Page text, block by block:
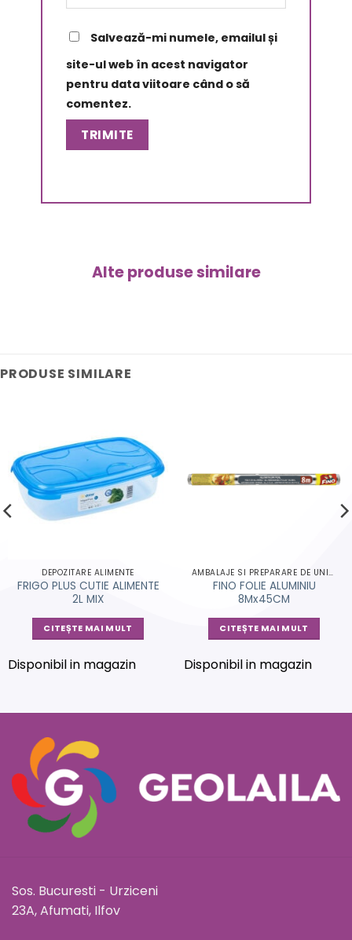
Salvează-mi numele, emailul și
site-ul web în acest navigator
pentru data viitoare când o să
comentez.
Alte produse similare
PRODUSE SIMILARE
DEPOZITARE ALIMENTE
FRIGO PLUS CUTIE ALIMENTE
2L MIX
CITEȘTE MAI MULT
Disponibil in magazin
AMBALAJE SI PREPARARE DE UNICA FOLOSINTA
FINO FOLIE ALUMINIU
8Mx45CM
CITEȘTE MAI MULT
Disponibil in magazin
Sos. Bucuresti - Urziceni
23A, Afumati, Ilfov